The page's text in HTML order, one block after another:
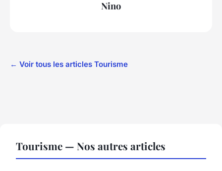
Nino
← Voir tous les articles Tourisme
Tourisme — Nos autres articles